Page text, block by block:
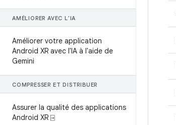
AMÉLIORER AVEC L'IA
Améliorer votre application
Android XR avec l'IA à l'aide de
Gemini
COMPRESSER ET DISTRIBUER
Assurer la qualité des applications
Android XR ⍈